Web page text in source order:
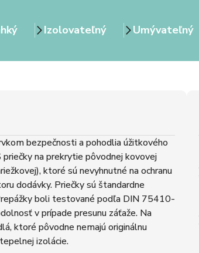
Izolovateľný Umývateľný
bezpečnosti a pohodlia úžitkového
na prekrytie pôvodnej kovovej
ktoré sú nevyhnutné na ochranu
dodávky. Priečky sú štandardne
boli testované podľa DIN 75410-
v prípade presunu záťaže. Na
ktoré pôvodne nemajú originálnu
izolácie.